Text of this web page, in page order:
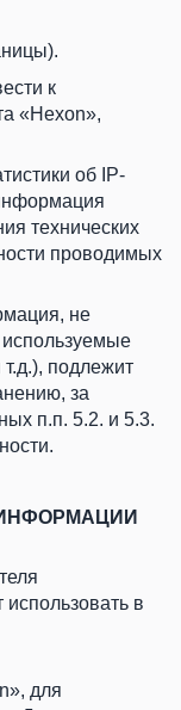
к
«Hexon»,
об IP-
технических
проводимых
не
подлежит
за
п.п. 5.2. и 5.3.
в
для